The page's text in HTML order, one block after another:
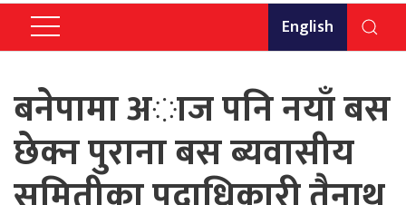
English
बनेपामा अाज पनि नयाँ बस
छेक्न पुराना बस ब्यवासीय